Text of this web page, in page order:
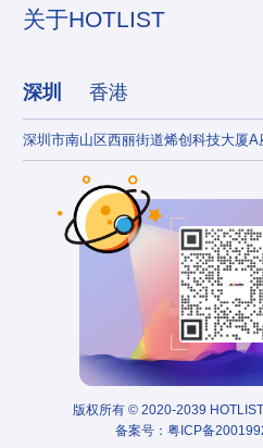
关于HOTLIST
深圳 香港
深圳市南山区西丽街道烯创科技大厦A
版权所有 © 2020-2039
备案号： 粤ICP备